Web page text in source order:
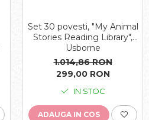
Set 30 povesti, "My Animal
Stories Reading Library",
Usborne
1.014,86 RON
299,00 RON
IN STOC
ADAUGA IN COS